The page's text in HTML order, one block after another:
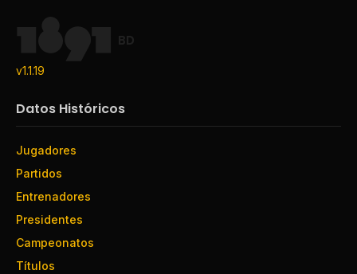
BD
v1.1.19
Datos Históricos
Jugadores
Partidos
Entrenadores
Presidentes
Campeonatos
Títulos